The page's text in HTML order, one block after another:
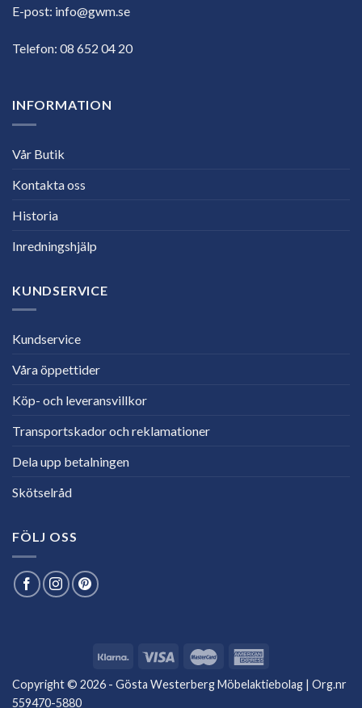
E-post: info@gwm.se
Telefon: 08 652 04 20
INFORMATION
Vår Butik
Kontakta oss
Historia
Inredningshjälp
KUNDSERVICE
Kundservice
Våra öppettider
Köp- och leveransvillkor
Transportskador och reklamationer
Dela upp betalningen
Skötselråd
FÖLJ OSS
Copyright © 2026 - Gösta Westerberg Möbelaktiebolag | Org.nr
559470-5880